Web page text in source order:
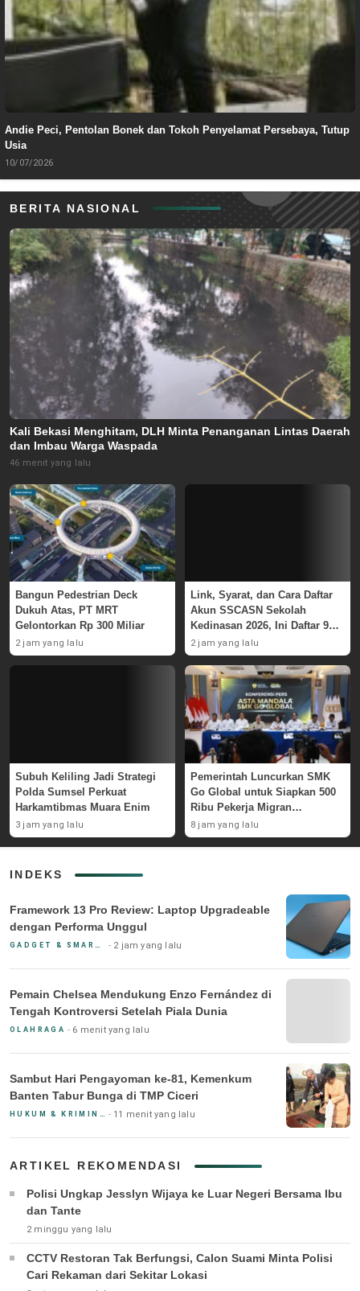
Andie Peci, Pentolan Bonek dan Tokoh Penyelamat Persebaya, Tutup
Usia
10/07/2026
BERITA NASIONAL
Kali Bekasi Menghitam, DLH Minta Penanganan Lintas Daerah
dan Imbau Warga Waspada
46 menit yang lalu
Bangun Pedestrian Deck
Dukuh Atas, PT MRT
Gelontorkan Rp 300 Miliar
2 jam yang lalu
Link, Syarat, dan Cara Daftar
Akun SSCASN Sekolah
Kedinasan 2026, Ini Daftar 9
Instansinya
2 jam yang lalu
Subuh Keliling Jadi Strategi
Polda Sumsel Perkuat
Harkamtibmas Muara Enim
3 jam yang lalu
Pemerintah Luncurkan SMK
Go Global untuk Siapkan 500
Ribu Pekerja Migran
Kompeten
8 jam yang lalu
INDEKS
Framework 13 Pro Review: Laptop Upgradeable
dengan Performa Unggul
2 jam yang lalu
Pemain Chelsea Mendukung Enzo Fernández di
Tengah Kontroversi Setelah Piala Dunia
OLAHRAGA 6 menit yang lalu
Sambut Hari Pengayoman ke-81, Kemenkum
Banten Tabur Bunga di TMP Ciceri
11 menit yang lalu
ARTIKEL REKOMENDASI
Polisi Ungkap Jesslyn Wijaya ke Luar Negeri Bersama Ibu
dan Tante
2 minggu yang lalu
CCTV Restoran Tak Berfungsi, Calon Suami Minta Polisi
Cari Rekaman dari Sekitar Lokasi